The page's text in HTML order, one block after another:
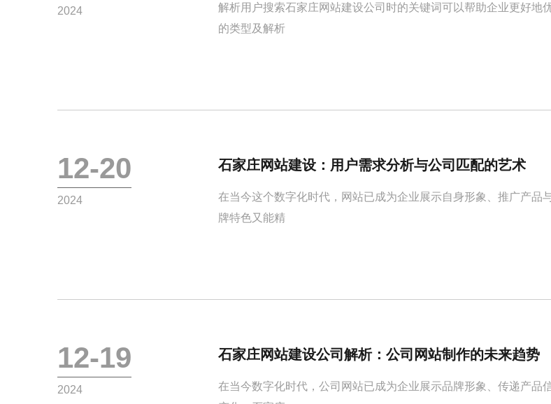
2024
解析用户搜索石家庄网站建设公司时的关键词可以帮助企业更好
的类型及解析
12-20
2024
石家庄网站建设：用户需求分析与公司匹配的艺术
在当今这个数字化时代，网站已成为企业展示自身形象、推广产
牌特色又能精
12-19
2024
石家庄网站建设公司解析：公司网站制作的未来趋势
在当今数字化时代，公司网站已成为企业展示品牌形象、传递产